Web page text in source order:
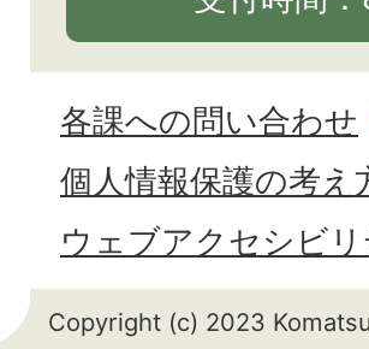
各課への問い合わせ
個人情報保護の考え
ウェブアクセシビリ
Copyright (c) 2023